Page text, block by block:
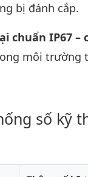
bị đánh cắp.
chuẩn IP67
môi trường
số kỹ